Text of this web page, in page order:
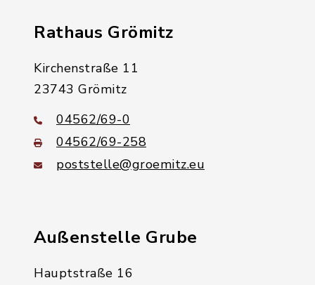
Rathaus Grömitz
Kirchenstraße 11
23743 Grömitz
04562/69-0
04562/69-258
poststelle@groemitz.eu
Außenstelle Grube
Hauptstraße 16